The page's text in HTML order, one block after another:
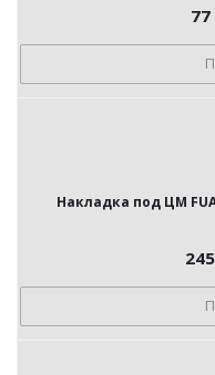
77
Накладка под ЦМ
245